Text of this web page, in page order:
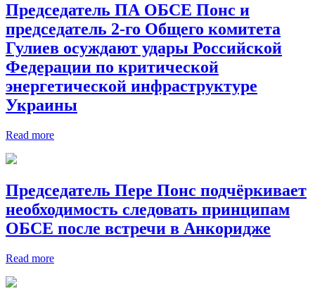
Председатель ПА ОБСЕ Понс и
председатель 2-го Общего комитета
Гулиев осуждают удары Российской
Федерации по критической
энергетической инфраструктуре
Украины
Read more
Председатель Пере Понс подчёркивает
необходимость следовать принципам
ОБСЕ после встречи в Анкоридже
Read more